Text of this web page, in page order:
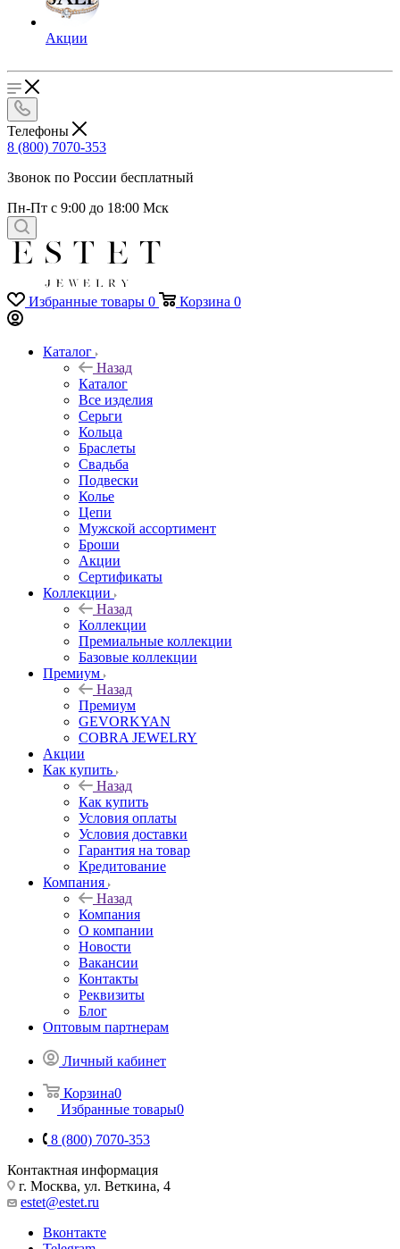
Акции
Телефоны
8 (800) 7070-353
Звонок по России бесплатный
Пн-Пт с 9:00 до 18:00 Мск
Избранные товары 0 Корзина 0
Каталог
Назад
Каталог
Все изделия
Серьги
Кольца
Браслеты
Свадьба
Подвески
Колье
Цепи
Мужской ассортимент
Броши
Акции
Сертификаты
Коллекции
Назад
Коллекции
Премиальные коллекции
Базовые коллекции
Премиум
Назад
Премиум
GEVORKYAN
COBRA JEWELRY
Акции
Как купить
Назад
Как купить
Условия оплаты
Условия доставки
Гарантия на товар
Кредитование
Компания
Назад
Компания
О компании
Новости
Вакансии
Контакты
Реквизиты
Блог
Оптовым партнерам
Личный кабинет
Корзина0
Избранные товары0
8 (800) 7070-353
Контактная информация
г. Москва, ул. Веткина, 4
estet@estet.ru
Вконтакте